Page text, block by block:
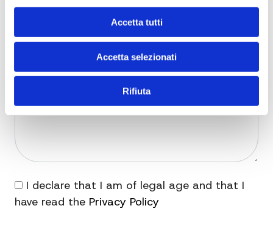
Accetta tutti
Accetta selezionati
Rifiuta
I declare that I am of legal age and that I
have read the Privacy Policy